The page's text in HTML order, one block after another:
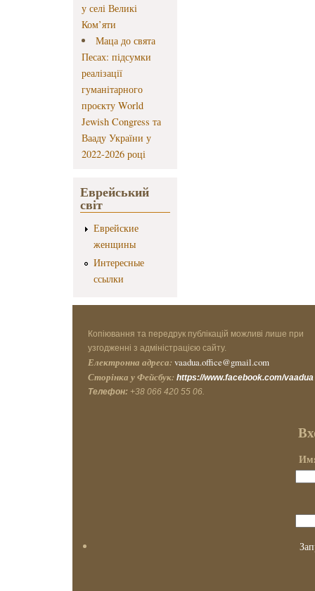
у селі Великі
Ком’яти
Маца до свята
Песах: підсумки
реалізації
гуманітарного
проєкту World
Jewish Congress та
Вааду України у
2022-2026 році
Еврейський
світ
Еврейские
женщины
Интересные
ссылки
Копіювання та передрук публікацій можливі лише при
узгодженні з адміністрацією сайту.
Електронна адреса: vaadua.office@gmail.com
Сторінка у Фейсбук: https://www.facebook.com/vaadua
Телефон: +38 066 420 55 06.